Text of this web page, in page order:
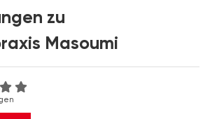
zu
Masoumi